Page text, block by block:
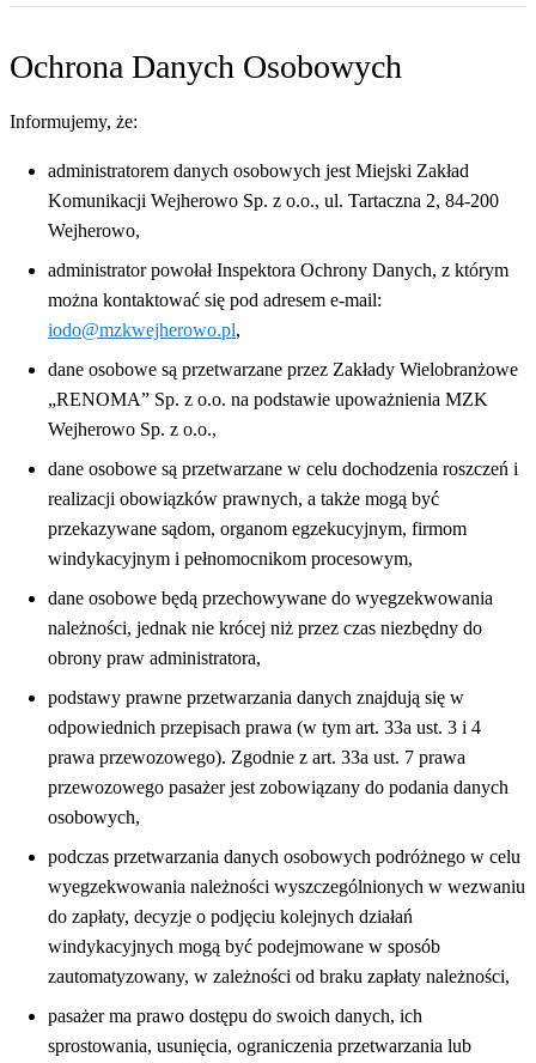
Ochrona Danych Osobowych
Informujemy, że:
administratorem danych osobowych jest Miejski Zakład
Komunikacji Wejherowo Sp. z o.o., ul. Tartaczna 2, 84-200
Wejherowo,
administrator powołał Inspektora Ochrony Danych, z którym
można kontaktować się pod adresem e-mail:
iodo@mzkwejherowo.pl,
dane osobowe są przetwarzane przez Zakłady Wielobranżowe
„RENOMA” Sp. z o.o. na podstawie upoważnienia MZK
Wejherowo Sp. z o.o.,
dane osobowe są przetwarzane w celu dochodzenia roszczeń i
realizacji obowiązków prawnych, a także mogą być
przekazywane sądom, organom egzekucyjnym, firmom
windykacyjnym i pełnomocnikom procesowym,
dane osobowe będą przechowywane do wyegzekwowania
należności, jednak nie krócej niż przez czas niezbędny do
obrony praw administratora,
podstawy prawne przetwarzania danych znajdują się w
odpowiednich przepisach prawa (w tym art. 33a ust. 3 i 4
prawa przewozowego). Zgodnie z art. 33a ust. 7 prawa
przewozowego pasażer jest zobowiązany do podania danych
osobowych,
podczas przetwarzania danych osobowych podróżnego w celu
wyegzekwowania należności wyszczególnionych w wezwaniu
do zapłaty, decyzje o podjęciu kolejnych działań
windykacyjnych mogą być podejmowane w sposób
zautomatyzowany, w zależności od braku zapłaty należności,
pasażer ma prawo dostępu do swoich danych, ich
sprostowania, usunięcia, ograniczenia przetwarzania lub